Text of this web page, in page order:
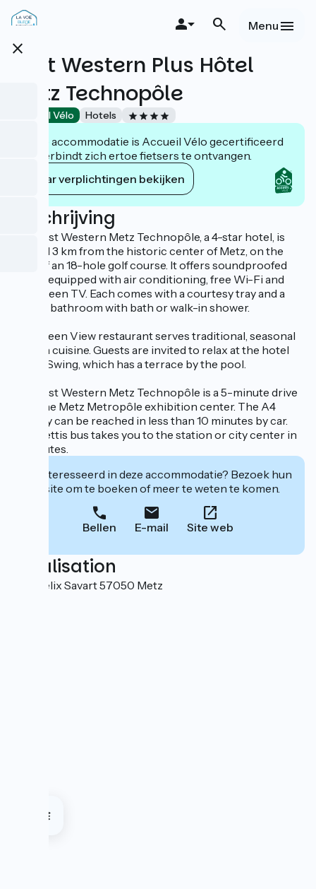
Overslaan
en
close
Menu
Best Western Plus Hôtel
Metz Technopôle
Accueil Vélo Hotels
Deze accommodatie is Accueil Vélo gecertificeerd
en verbindt zich ertoe fietsers te ontvangen.
Haar verplichtingen bekijken
Beschrijving
The Best Western Metz Technopôle, a 4-star hotel, is
located 3 km from the historic center of Metz, on the
edge of an 18-hole golf course. It offers soundproofed
rooms equipped with air conditioning, free Wi-Fi and
flat-screen TV. Each comes with a courtesy tray and a
private bathroom with bath or walk-in shower.
The Green View restaurant serves traditional, seasonal
French cuisine. Guests are invited to relax at the hotel
bar, Le Swing, which has a terrace by the pool.
The Best Western Metz Technopôle is a 5-minute drive
from the Metz Metropôle exhibition center. The A4
freeway can be reached in less than 10 minutes by car.
The Mettis bus takes you to the station or city center in
15 minutes.
Geïnteresseerd in deze accommodatie? Bezoek hun
website om te boeken of meer te weten te komen.
Bellen E-mail Site web
Localisation
1 rue Félix Savart 57050 Metz